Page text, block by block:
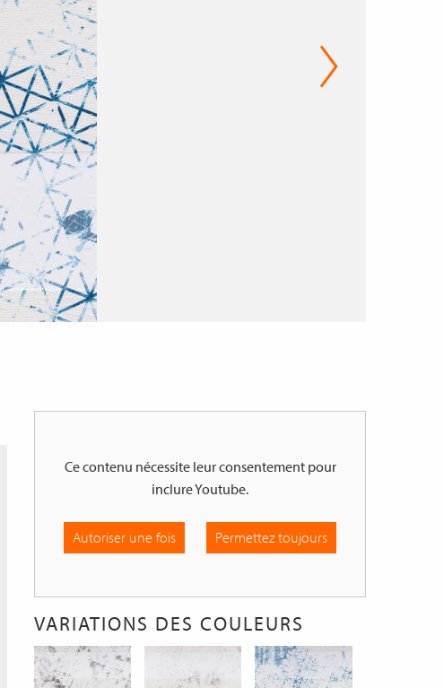
Ce contenu nécessite leur consentement pour
inclureYoutube.
Autoriser une fois Permettez toujours
VARIATIONS DES COULEURS